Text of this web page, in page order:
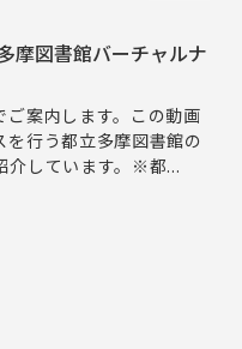
摩図書館バーチャルナ
案内します。この動画
行う都立多摩図書館の
介しています。※都...